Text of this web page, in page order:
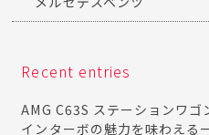
Recent entries
AMG C63S ステーションワ
インターボの魅力を味わえる